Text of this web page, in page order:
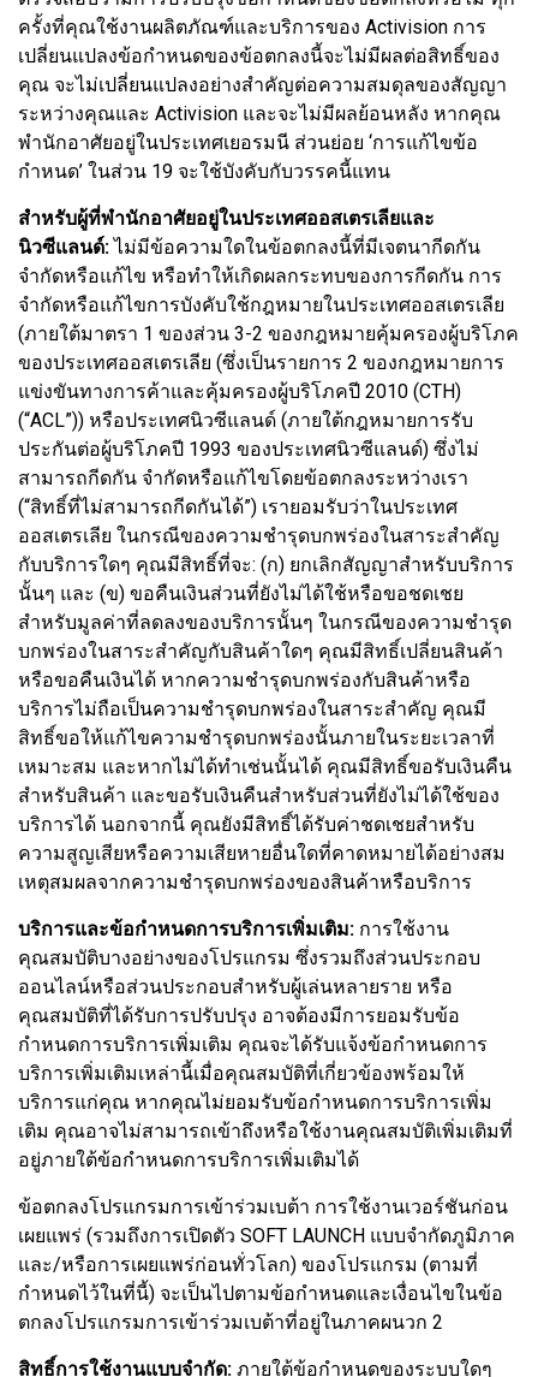
ครั้งที่คุณใช้งานผลิตภัณฑ์และบริการของ Activision การ
เปลี่ยนแปลงข้อกำหนดของข้อตกลงนี้จะไม่มีผลต่อสิทธิ์ของ
คุณ จะไม่เปลี่ยนแปลงอย่างสำคัญต่อความสมดุลของสัญญา
ระหว่างคุณและ Activision และจะไม่มีผลย้อนหลัง หากคุณ
พำนักอาศัยอยู่ในประเทศเยอรมนี ส่วนย่อย ‘การแก้ไขข้อ
กำหนด’ ในส่วน 19 จะใช้บังคับกับวรรคนี้แทน
สำหรับผู้ที่พำนักอาศัยอยู่ในประเทศออสเตรเลียและ
นิวซีแลนด์:ไม่มีข้อความใดในข้อตกลงนี้ที่มีเจตนากีดกัน
จำกัดหรือแก้ไข หรือทำให้เกิดผลกระทบของการกีดกัน การ
จำกัดหรือแก้ไขการบังคับใช้กฎหมายในประเทศออสเตรเลีย
(ภายใต้มาตรา 1 ของส่วน 3-2 ของกฎหมายคุ้มครองผู้บริโภค
ของประเทศออสเตรเลีย (ซึ่งเป็นรายการ 2 ของกฎหมายการ
แข่งขันทางการค้าและคุ้มครองผู้บริโภคปี 2010 (CTH)
(“ACL”)) หรือประเทศนิวซีแลนด์ (ภายใต้กฎหมายการรับ
ประกันต่อผู้บริโภคปี 1993 ของประเทศนิวซีแลนด์) ซึ่งไม่
สามารถกีดกัน จำกัดหรือแก้ไขโดยข้อตกลงระหว่างเรา
(“สิทธิ์ที่ไม่สามารถกีดกันได้”) เรายอมรับว่าในประเทศ
ออสเตรเลีย ในกรณีของความชำรุดบกพร่องในสาระสำคัญ
กับบริการใดๆ คุณมีสิทธิ์ที่จะ: (ก) ยกเลิกสัญญาสำหรับบริการ
นั้นๆ และ (ข) ขอคืนเงินส่วนที่ยังไม่ได้ใช้หรือขอชดเชย
สำหรับมูลค่าที่ลดลงของบริการนั้นๆ ในกรณีของความชำรุด
บกพร่องในสาระสำคัญกับสินค้าใดๆ คุณมีสิทธิ์เปลี่ยนสินค้า
หรือขอคืนเงินได้ หากความชำรุดบกพร่องกับสินค้าหรือ
บริการไม่ถือเป็นความชำรุดบกพร่องในสาระสำคัญ คุณมี
สิทธิ์ขอให้แก้ไขความชำรุดบกพร่องนั้นภายในระยะเวลาที่
เหมาะสม และหากไม่ได้ทำเช่นนั้นได้ คุณมีสิทธิ์ขอรับเงินคืน
สำหรับสินค้า และขอรับเงินคืนสำหรับส่วนที่ยังไม่ได้ใช้ของ
บริการได้ นอกจากนี้ คุณยังมีสิทธิ์ได้รับค่าชดเชยสำหรับ
ความสูญเสียหรือความเสียหายอื่นใดที่คาดหมายได้อย่างสม
เหตุสมผลจากความชำรุดบกพร่องของสินค้าหรือบริการ
บริการและข้อกำหนดการบริการเพิ่มเติม: การใช้งาน
คุณสมบัติบางอย่างของโปรแกรม ซึ่งรวมถึงส่วนประกอบ
ออนไลน์หรือส่วนประกอบสำหรับผู้เล่นหลายราย หรือ
คุณสมบัติที่ได้รับการปรับปรุง อาจต้องมีการยอมรับข้อ
กำหนดการบริการเพิ่มเติม คุณจะได้รับแจ้งข้อกำหนดการ
บริการเพิ่มเติมเหล่านี้เมื่อคุณสมบัติที่เกี่ยวข้องพร้อมให้
บริการแก่คุณ หากคุณไม่ยอมรับข้อกำหนดการบริการเพิ่ม
เติม คุณอาจไม่สามารถเข้าถึงหรือใช้งานคุณสมบัติเพิ่มเติมที่
อยู่ภายใต้ข้อกำหนดการบริการเพิ่มเติมได้
ข้อตกลงโปรแกรมการเข้าร่วมเบต้า การใช้งานเวอร์ชันก่อน
เผยแพร่ (รวมถึงการเปิดตัว SOFT LAUNCH แบบจำกัดภูมิภาค
และ/หรือการเผยแพร่ก่อนทั่วโลก) ของโปรแกรม (ตามที่
กำหนดไว้ในที่นี้) จะเป็นไปตามข้อกำหนดและเงื่อนไขในข้อ
ตกลงโปรแกรมการเข้าร่วมเบต้าที่อยู่ในภาคผนวก 2
สิทธิ์การใช้งานแบบจำกัด: ภายใต้ข้อกำหนดของระบบใดๆ